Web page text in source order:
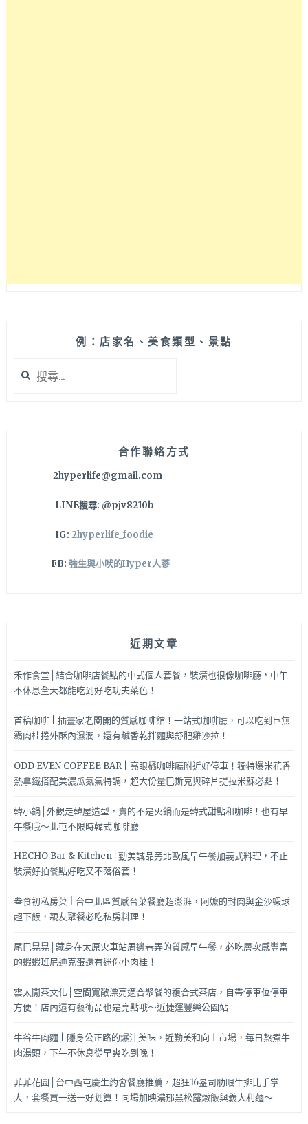
例：店家名、美食類型、景點
尋
合作聯絡方式
2hyperlife@gmail.com
LINE搜尋: @pjv8210b
IG: 2hyperlife_foodie
FB: 強生與小吠的Hyper人蔘
近期文章
禾作食堂│結合咖啡店餐點的中式個人套餐，裝潢也很像咖啡廳，中午
不休息全天都能吃到好吃功夫菜色！
首稿咖啡 | 插畫家老闆開的質感咖啡館！一站式咖啡廳，可以吃到巨無
霸肉桂捲外酥內濕潤，還有鹹香乾拌麵與舒肥雞沙拉！
ODD EVEN COFFEE BAR | 亮眼橘咖啡廳附近好停車！獨特爆米花香
熱拿鐵搭配美濃瓜氮氣特調，超大份量巴斯克與碎片提拉米蘇必點！
韓小鍋│外觀走韓屋造型，賣的不是火鍋而是韓式甜點和咖啡！也有早
午餐哦～北屯不限時韓式咖啡廳
HECHO Bar & Kitchen│勤美誠品旁北歐風早午餐加義式料理，不止
裝潢好拍餐點好吃又不落俗套！
叁食初私房菜 | 台中北區質感台菜餐廳超澎湃，阿嬤的封肉與金沙蝦球
超下飯，親友聚餐必吃私房料理！
尾巴晃晃│藏身在太原火車站周邊巷弄的質感早午餐，必吃層次感豐富
的蝦蝦班尼迪克蛋還有迷你小肉桂！
雲太閒茶文化│空間寬敞漂亮適合聚餐的複合式茶店，自帶停車位停車
方便！店內還有藝術品也是亮點哦～近捷運豐樂公園站
牛谷牛肉麵 | 隱身公正路的爆汁美味，近勤美和向上市場，每日熬煮牛
肉湯頭，下午不休息從早爽吃到晚！
菲菲花園│台中西屯慶生約會餐廳推薦，超狂16盎司肋眼牛排比手掌
大，套餐買一送一好划算！同場加映濃郁黑松露燉飯與義大利麵～